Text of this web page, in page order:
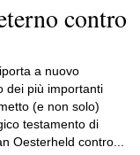
contro
a nuovo
dei più importanti
(e non solo)
testamento di
Oesterheld contro...